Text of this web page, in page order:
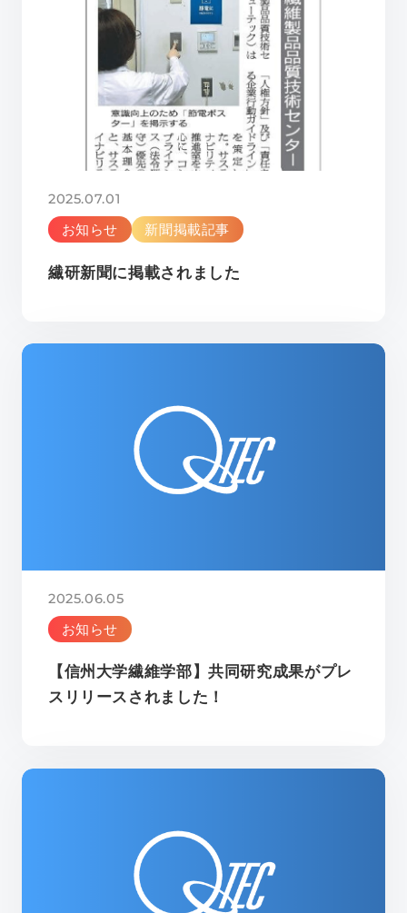
2025.07.01
お知らせ 新聞掲載記事
繊研新聞に掲載されました
2025.06.05
お知らせ
【信州大学繊維学部】共同研究成果がプレ
スリリースされました！